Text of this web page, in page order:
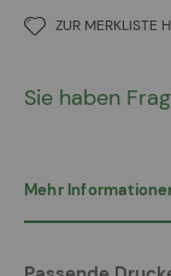
ZUR MERKLISTE
Sie haben
Mehr
Mehr